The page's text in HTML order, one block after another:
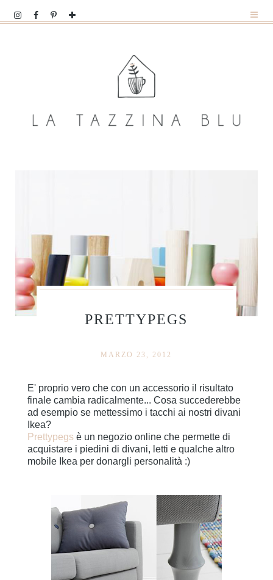
PRETTYPEGS
MARZO 23, 2012
E' proprio vero che con un accessorio il risultato
finale cambia radicalmente... Cosa succederebbe
ad esempio se mettessimo i tacchi ai nostri divani
Ikea?
Prettypegs è un negozio online che permette di
acquistare i piedini di divani, letti e qualche altro
mobile Ikea per donargli personalità :)